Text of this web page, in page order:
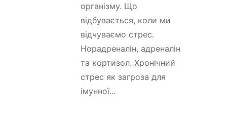
організму. Що
відбувається, коли ми
відчуваємо стрес.
Норадреналін, адреналін
та кортизол. Хронічний
стрес як загроза для
імунної...